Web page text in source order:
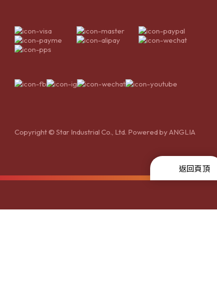
Copyright © Star Industrial Co., Ltd. Powered byANGLIA
返回頁頂